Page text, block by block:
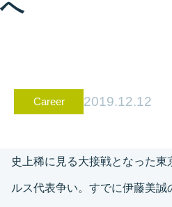
へ
Career 2019.12.12
史上稀に見る大接戦となった
ルス代表争い。すでに伊藤美